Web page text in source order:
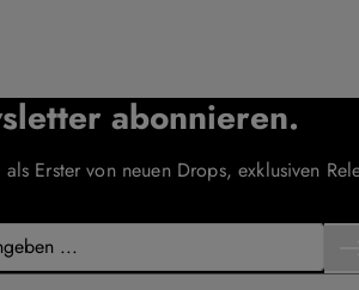
abonnieren.
Erster von neuen Drops, exklusiven